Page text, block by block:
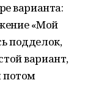
варианта:
«Мой
подделок,
вариант,
потом